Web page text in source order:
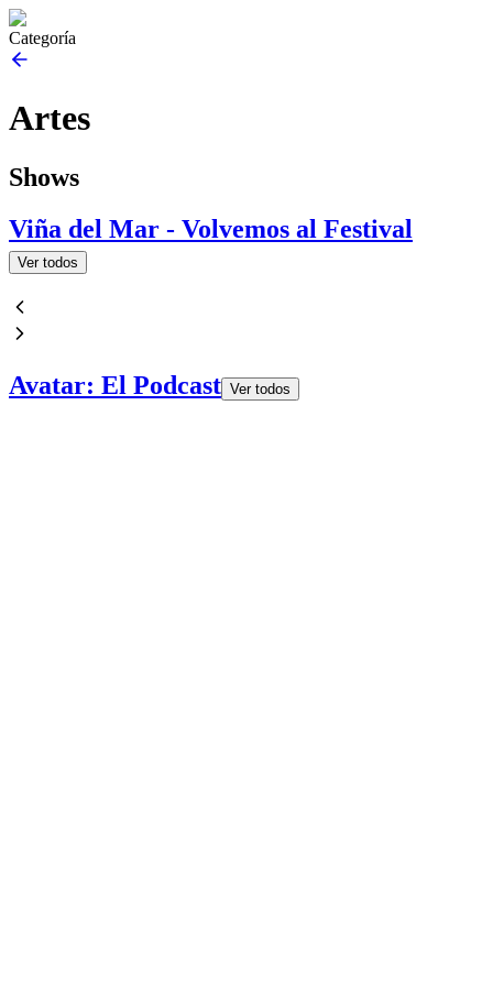
Categoría
Artes
Shows
Viña del Mar - Volvemos al Festival
Ver todos
Avatar: El Podcast Ver todos